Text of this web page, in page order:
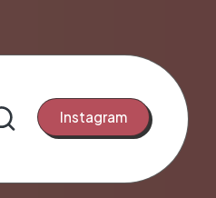
Instagram